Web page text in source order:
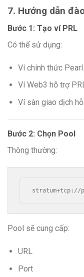
7. Hướng dẫn
Bước 1: Tạo ví PRL
Có thể sử dụng:
Ví chính thức Pearl
Ví Web3 hỗ trợ
Ví sàn giao dịch
Bước 2: Chọn Pool
Thông thường:
stratum+tcp://
Pool sẽ cung cấp:
URL
Port